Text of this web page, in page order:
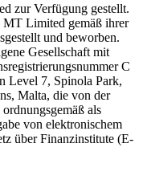
zur Verfügung gestellt.
Limited gemäß ihrer
und beworben.
Gesellschaft mit
C
Level 7, Spinola Park,
Malta, die von der
als
von elektronischem
über Finanzinstitute (E-